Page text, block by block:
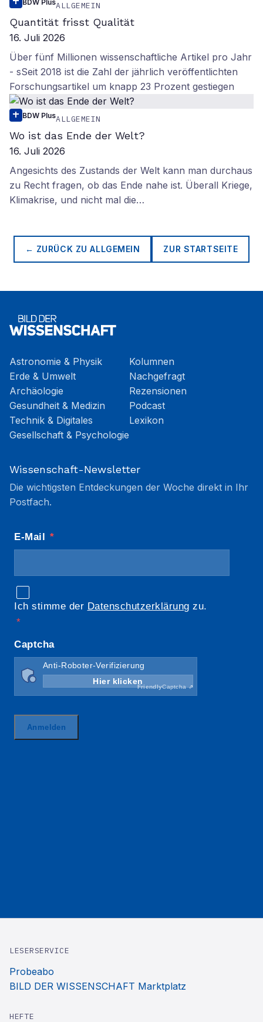
BDW PlusALLGEMEIN
Quantität frisst Qualität
16. Juli 2026
Über fünf Millionen wissenschaftliche Artikel pro Jahr
- sSeit 2018 ist die Zahl der jährlich veröffentlichten
Forschungsartikel um knapp 23 Prozent gestiegen
BDW PlusALLGEMEIN
Wo ist das Ende der Welt?
16. Juli 2026
Angesichts des Zustands der Welt kann man durchaus
zu Recht fragen, ob das Ende nahe ist. Überall Kriege,
Klimakrise, und nicht mal die…
← ZURÜCK ZUALLGEMEIN ZUR STARTSEITE
Astronomie & Physik
Erde & Umwelt
Archäologie
Gesundheit & Medizin
Technik & Digitales
Gesellschaft & Psychologie
Kolumnen
Nachgefragt
Rezensionen
Podcast
Lexikon
Wissenschaft-Newsletter
Die wichtigsten Entdeckungen der Woche direkt in Ihr
Postfach.
LESERSERVICE
Probeabo
BILD DER WISSENSCHAFT Marktplatz
HEFTE